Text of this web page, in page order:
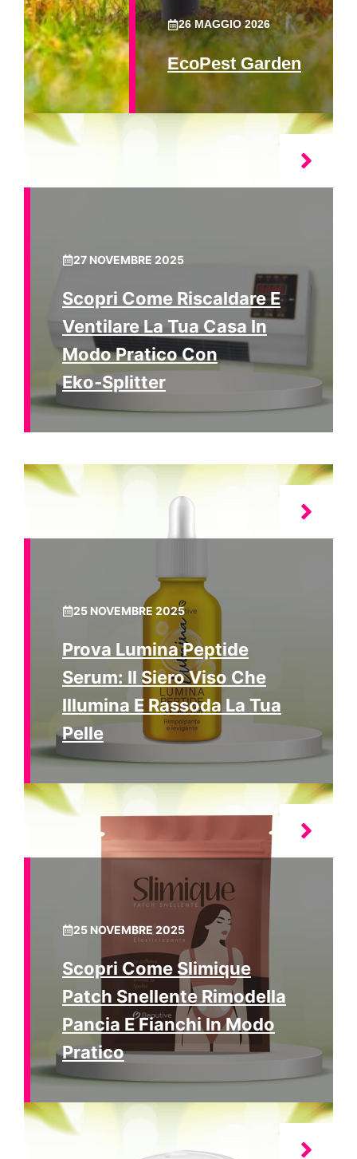
26 MAGGIO 2026
EcoPest Garden
27 NOVEMBRE 2025
Scopri Come Riscaldare E
Ventilare La Tua Casa In
Modo Pratico Con
Eko‑Splitter
25 NOVEMBRE 2025
Prova Lumina Peptide
Serum: Il Siero Viso Che
Illumina E Rassoda La Tua
Pelle
25 NOVEMBRE 2025
Scopri Come Slimique
Patch Snellente Rimodella
Pancia E Fianchi In Modo
Pratico